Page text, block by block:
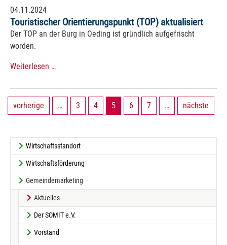
04.11.2024
Touristischer Orientierungspunkt (TOP) aktualisiert
Der TOP an der Burg in Oeding ist gründlich aufgefrischt
worden.
Weiterlesen …
vorherige … 3 4 5 6 7 … nächste
Wirtschaftsstandort
Wirtschaftsförderung
Gemeindemarketing
Aktuelles(current)
Der SOMIT e.V.
Vorstand